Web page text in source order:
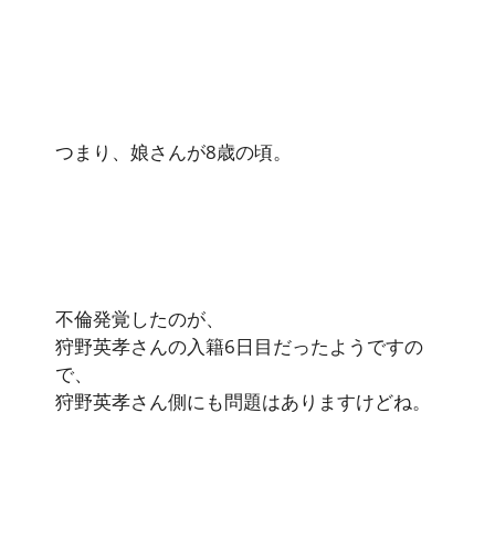
つまり、娘さんが8歳の頃。
不倫発覚したのが、
狩野英孝さんの入籍6日目だったようですの
で、
狩野英孝さん側にも問題はありますけどね。